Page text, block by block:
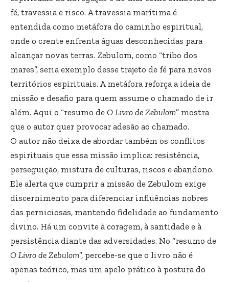
fé, travessia e risco. A travessia marítima é
entendida como metáfora do caminho espiritual,
onde o crente enfrenta águas desconhecidas para
alcançar novas terras. Zebulom, como “tribo dos
mares”, seria exemplo desse trajeto de fé para novos
territórios espirituais. A metáfora reforça a ideia de
missão e desafio para quem assume o chamado de ir
além. Aqui o “resumo de O Livro de Zebulom” mostra
que o autor quer provocar adesão ao chamado.
O autor não deixa de abordar também os conflitos
espirituais que essa missão implica: resistência,
perseguição, mistura de culturas, riscos e abandono.
Ele alerta que cumprir a missão de Zebulom exige
discernimento para diferenciar influências nobres
das perniciosas, mantendo fidelidade ao fundamento
divino. Há um convite à coragem, à santidade e à
persistência diante das adversidades. No “resumo de
O Livro de Zebulom”, percebe-se que o livro não é
apenas teórico, mas um apelo prático à postura do